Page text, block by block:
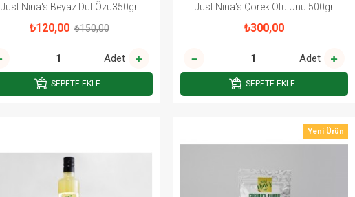
Just Nina's Beyaz Dut Özü350gr
₺120,00 ₺150,00
Adet
SEPETE EKLE
Just Nina's Çörek Otu Unu 500gr
₺300,00
Adet
SEPETE EKLE
Yeni Ürün